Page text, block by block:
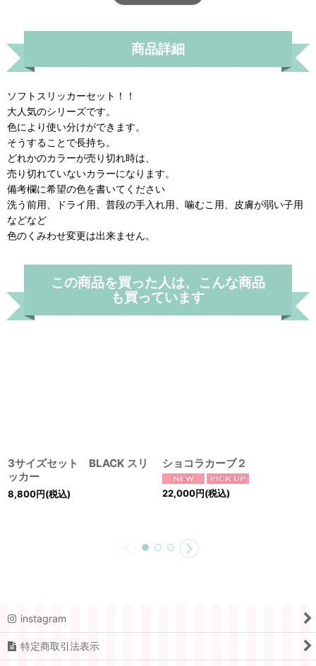
商品詳細
ソフトスリッカーセット！！
大人気のシリーズです。
色により使い分けができます。
そうすることで長持ち。
どれかのカラーが売り切れ時は、
売り切れていないカラーになります。
備考欄に希望の色を書いてください
洗う前用、ドライ用、普段の手入れ用、噛むこ用、皮膚が弱い子用
などなど
色のくみわせ変更は出来ません。
この商品を買った人は、こんな商品
も買っています
3サイズセット BLACK スリ
ッカー
8,800円(税込)
ショコラカーブ２
22,000円(税込)
instagram
特定商取引法表示